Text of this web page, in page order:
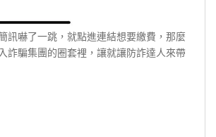
訊嚇了一跳，就點進連結想要繳費，那麼
詐騙集團的圈套裡，讓就讓防詐達人來帶